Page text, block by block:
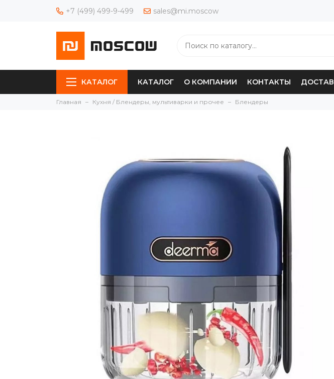
+7 (499) 499-9-499 sales@mi.moscow
КАТАЛОГ КАТАЛОГ О КОМПАНИИ КОНТАКТЫ
Главная Кухня / Блендеры, мультиварки и прочее Блендеры